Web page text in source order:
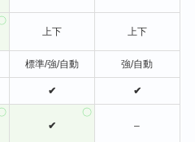
上下 上下
標準/強/自動 強/自動
✔ ✔
✔ –